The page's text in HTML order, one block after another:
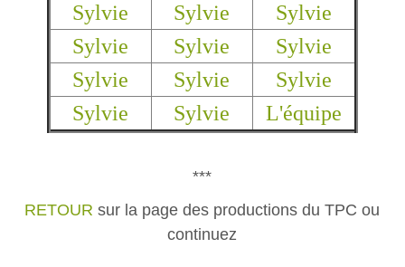
Sylvie
Sylvie
Sylvie
Sylvie
Sylvie
Sylvie
Sylvie
Sylvie
Sylvie
Sylvie
Sylvie L'équipe
***
RETOUR sur la page des productions du TPC ou
continuez